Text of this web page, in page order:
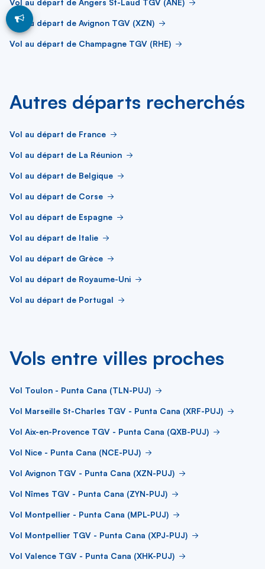
Vol au départ de Angers St-Laud TGV (ANE)
Vol au départ de Avignon TGV (XZN)
Vol au départ de Champagne TGV (RHE)
Autres départs recherchés
Vol au départ de France
Vol au départ de La Réunion
Vol au départ de Belgique
Vol au départ de Corse
Vol au départ de Espagne
Vol au départ de Italie
Vol au départ de Grèce
Vol au départ de Royaume-Uni
Vol au départ de Portugal
Vols entre villes proches
Vol Toulon - Punta Cana (TLN-PUJ)
Vol Marseille St-Charles TGV - Punta Cana (XRF-PUJ)
Vol Aix-en-Provence TGV - Punta Cana (QXB-PUJ)
Vol Nice - Punta Cana (NCE-PUJ)
Vol Avignon TGV - Punta Cana (XZN-PUJ)
Vol Nîmes TGV - Punta Cana (ZYN-PUJ)
Vol Montpellier - Punta Cana (MPL-PUJ)
Vol Montpellier TGV - Punta Cana (XPJ-PUJ)
Vol Valence TGV - Punta Cana (XHK-PUJ)